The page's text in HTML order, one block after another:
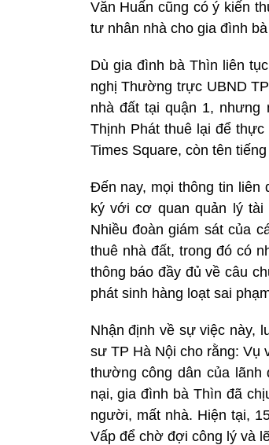
Văn Huấn cũng có ý kiến
tư nhân nhà cho gia đình
Dù gia đình bà Thìn liên
nghị Thường trực UBND
nhà đất tại quận 1, nhưng
Thịnh Phát thuê lại để
Times Square, còn tên
Đến nay, mọi thông tin liên
ký với cơ quan quản lý
Nhiều đoàn giám sát của
thuê nhà đất, trong đó có
thông báo đầy đủ về câu
phát sinh hàng loạt sai
Nhận định về sự việc này,
sư TP Hà Nội cho rằng: Vụ
thường công dân của lãnh
nại, gia đình bà Thìn đã
người, mất nhà. Hiện tại,
Vấp để chờ đợi công lý và